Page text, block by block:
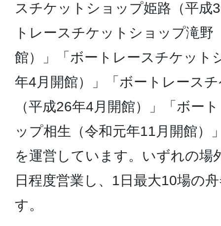
スチケットショップ姫路（平成
トレースチケットショップ滝野
館）」「ボートレースチケット
年4月開館）」「ボートレース
（平成26年4月開館）」「ボー
ップ相生（令和元年11月開館）
を運営しています。いずれの場
日程度営業し、1日最大10場の
す。